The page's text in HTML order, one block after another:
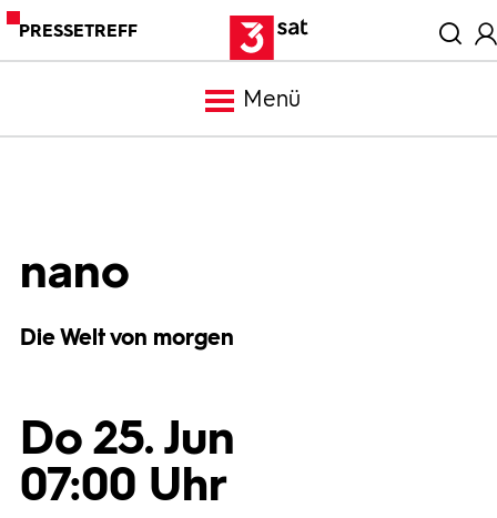
PRESSETREFF
Menü
nano
Die Welt von morgen
Do 25. Jun
07:00 Uhr